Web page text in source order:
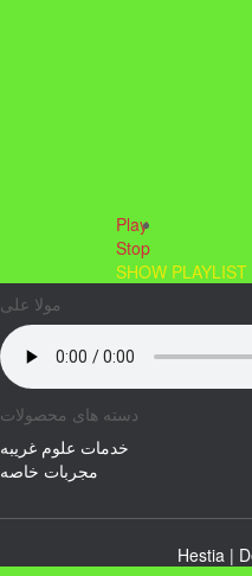
Play
Stop
SHOW PLAYLIST
مولا علی
دسته های محصولات
خدمات علوم غریبه
مجربات خاصه
Hestia |